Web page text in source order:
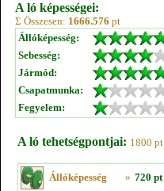
A ló képességei:
Σ Összesen: 1666.576 pt
Állóképesség:
Sebesség:
Jármód:
Csapatmunka:
Fegyelem:
A ló tehetségpontjai: 1800 pt
Állóképesség » 720 pt